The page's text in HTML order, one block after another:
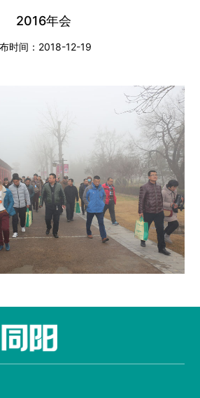
2016年会
时间：2018-12-19